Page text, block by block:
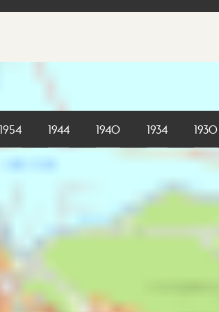
1954 1944 1940 1934 1930